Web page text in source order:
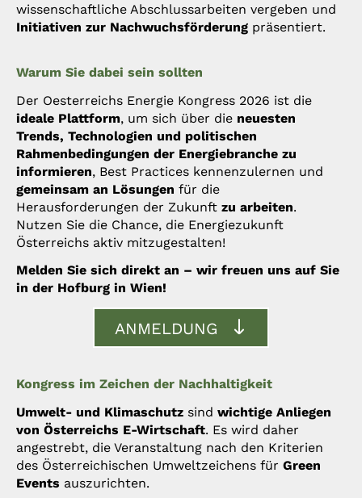
wissenschaftliche Abschlussarbeiten vergeben und
Initiativen zur Nachwuchsförderung präsentiert.
Warum Sie dabei sein sollten
Der Oesterreichs Energie Kongress 2026 ist die
ideale Plattform, um sich über die neuesten
Trends, Technologien und politischen
Rahmenbedingungen der Energiebranche zu
informieren, Best Practices kennenzulernen und
gemeinsam an Lösungen für die
Herausforderungen der Zukunft zu arbeiten.
Nutzen Sie die Chance, die Energiezukunft
Österreichs aktiv mitzugestalten!
Melden Sie sich direkt an – wir freuen uns auf Sie
in der Hofburg in Wien!
ANMELDUNG
Kongress im Zeichen der Nachhaltigkeit
Umwelt- und Klimaschutz sind wichtige Anliegen
von Österreichs E-Wirtschaft. Es wird daher
angestrebt, die Veranstaltung nach den Kriterien
des Österreichischen Umweltzeichens für Green
Events auszurichten.